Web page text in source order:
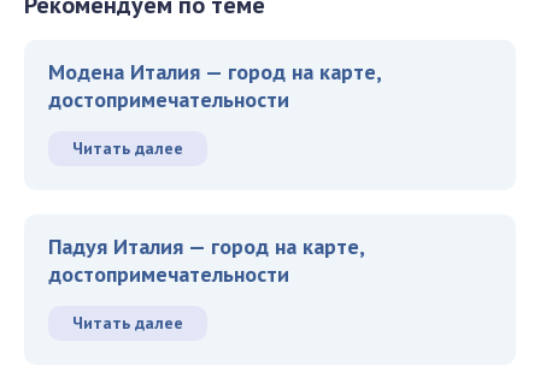
Модена Италия — город на карте,
достопримечательности
Читать далее
Падуя Италия — город на карте,
достопримечательности
Читать далее